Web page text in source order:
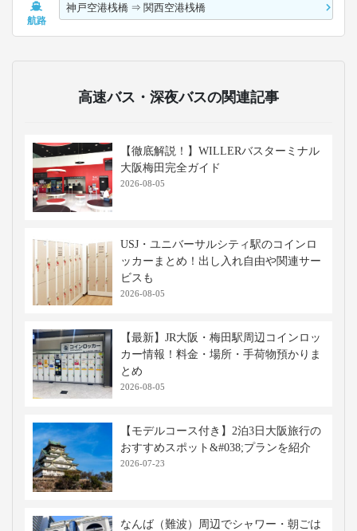
航路
神戸空港桟橋 ⇒ 関西空港桟橋
高速バス・深夜バスの関連記事
【徹底解説！】WILLERバスターミナル
大阪梅田完全ガイド
2026-08-05
USJ・ユニバーサルシティ駅のコインロ
ッカーまとめ！出し入れ自由や関連サー
ビスも
2026-08-05
【最新】JR大阪・梅田駅周辺コインロッ
カー情報！料金・場所・手荷物預かりま
とめ
2026-08-05
【モデルコース付き】2泊3日大阪旅行の
おすすめスポット&#038;プランを紹介
2026-07-23
なんば（難波）周辺でシャワー・朝ごは